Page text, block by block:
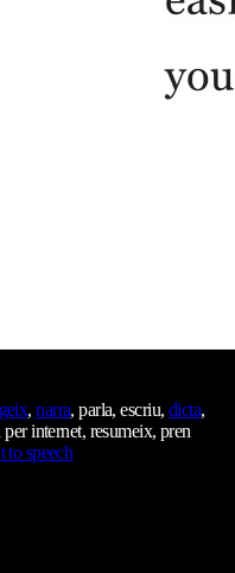
,narra, parla, escriu, dicta,
per internet, resumeix, pren
to speech